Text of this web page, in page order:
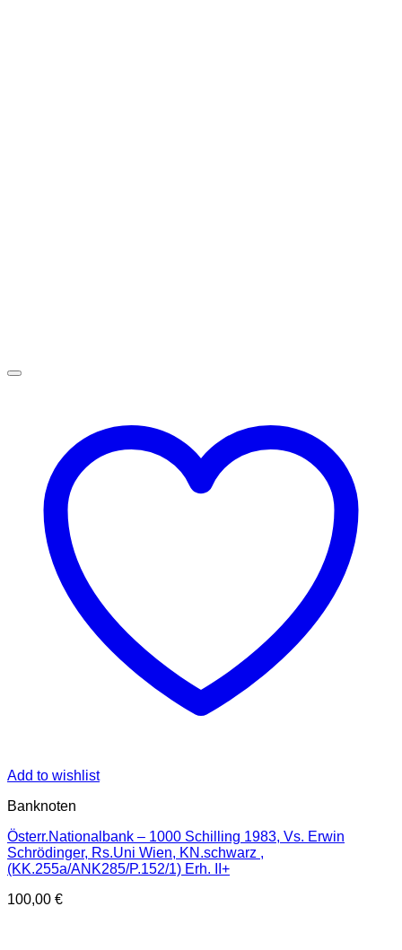
Add to wishlist
Banknoten
Österr.Nationalbank – 1000 Schilling 1983, Vs. Erwin
Schrödinger, Rs.Uni Wien, KN.schwarz ,
(KK.255a/ANK285/P.152/1) Erh. II+
100,00 €